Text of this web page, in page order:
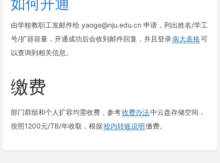
由学校教职工发邮件给 yaoge@nju.edu.cn 申请，列出姓名/学工
号/扩容容量，开通成功后会收到邮件回复，并且登录南大表格可
以查询到相关信息。
缴费
部门群组和个人扩容均需收费，参考收费办法中云盘存储空间，
按照1200元/TB/年收取，根据校内转账说明缴费。